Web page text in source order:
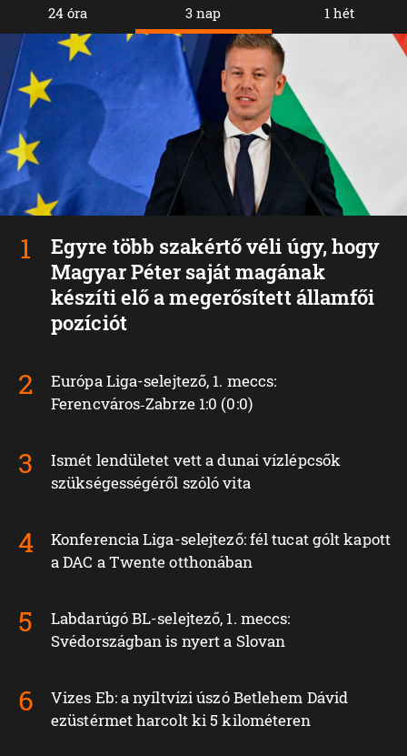
24 óra 3 nap
Egyre több szakértő véli úgy, hogy
Magyar Péter saját magának
készíti elő a megerősített államfői
pozíciót
Európa Liga-selejtező, 1. meccs:
Ferencváros‑Zabrze 1:0 (0:0)
Ismét lendületet vett a dunai vízlépcsők
szükségességéről szóló vita
Konferencia Liga-selejtező: fél tucat gólt kapott
a DAC a Twente otthonában
Labdarúgó BL-selejtező, 1. meccs:
Svédországban is nyert a Slovan
Vizes Eb: a nyíltvízi úszó Betlehem Dávid
ezüstérmet harcolt ki 5 kilométeren
1 hét